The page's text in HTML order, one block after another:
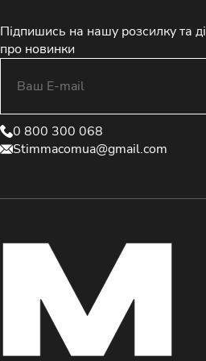
Підпишись на нашу розсилку та
про новинки
0 800 300 068
Stimmacomua@gmail.com